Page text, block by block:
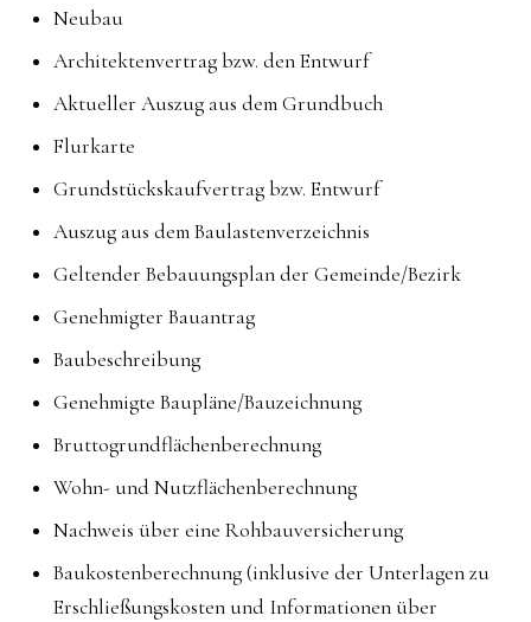
Neubau
Architektenvertrag bzw. den Entwurf
Aktueller Auszug aus dem Grundbuch
Flurkarte
Grundstückskaufvertrag bzw. Entwurf
Auszug aus dem Baulastenverzeichnis
Geltender Bebauungsplan der Gemeinde/Bezirk
Genehmigter Bauantrag
Baubeschreibung
Genehmigte Baupläne/Bauzeichnung
Bruttogrundflächenberechnung
Wohn- und Nutzflächenberechnung
Nachweis über eine Rohbauversicherung
Baukostenberechnung (inklusive der Unterlagen zu
Erschließungskosten und Informationen über